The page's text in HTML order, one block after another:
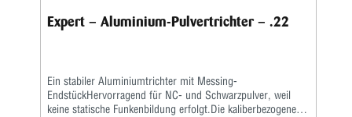
Expert – Aluminium-Pulvertrichter – .22
Ein stabiler Aluminiumtrichter mit Messing-
EndstückHervorragend für NC- und Schwarzpulver, weil
keine statische Funkenbildung erfolgt.Die kaliberbezogenen